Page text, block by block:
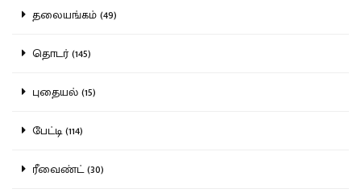
தலையங்கம் (49)
தொடர் (145)
புதையல் (15)
பேட்டி (114)
ரீவைண்ட் (30)